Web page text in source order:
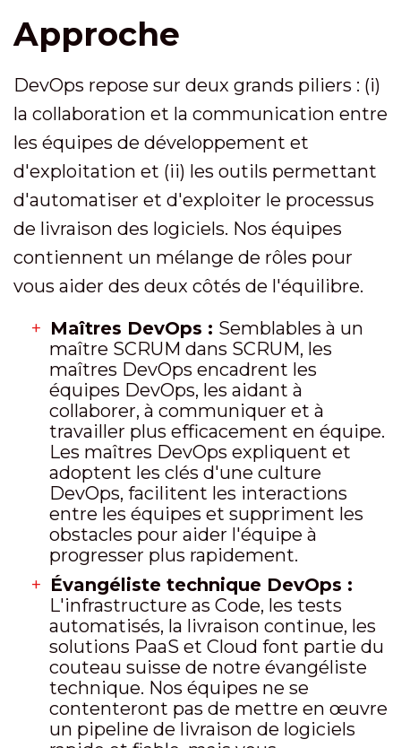
Approche
DevOps repose sur deux grands piliers : (i)
la collaboration et la communication entre
les équipes de développement et
d'exploitation et (ii) les outils permettant
d'automatiser et d'exploiter le processus
de livraison des logiciels. Nos équipes
contiennent un mélange de rôles pour
vous aider des deux côtés de l'équilibre.
Maîtres DevOps : Semblables à un
maître SCRUM dans SCRUM, les
maîtres DevOps encadrent les
équipes DevOps, les aidant à
collaborer, à communiquer et à
travailler plus efficacement en équipe.
Les maîtres DevOps expliquent et
adoptent les clés d'une culture
DevOps, facilitent les interactions
entre les équipes et suppriment les
obstacles pour aider l'équipe à
progresser plus rapidement.
Évangéliste technique DevOps :
L'infrastructure as Code, les tests
automatisés, la livraison continue, les
solutions PaaS et Cloud font partie du
couteau suisse de notre évangéliste
technique. Nos équipes ne se
contenteront pas de mettre en œuvre
un pipeline de livraison de logiciels